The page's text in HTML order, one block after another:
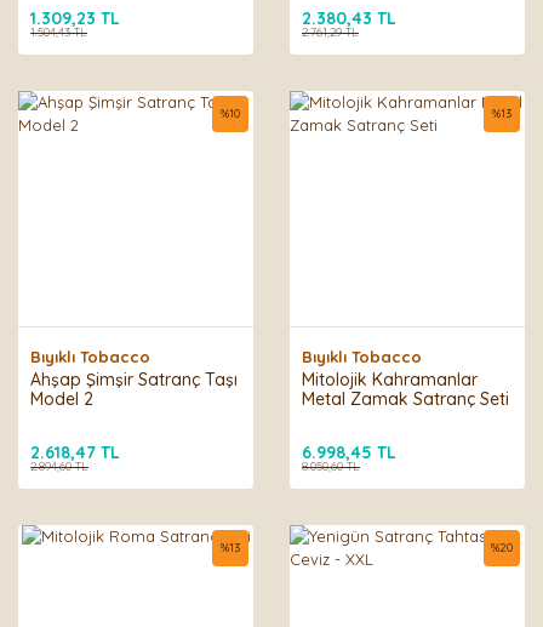
1.309,23 TL
1.504,43 TL
2.380,43 TL
2.761,29 TL
Bıyıklı Tobacco
Ahşap Şimşir Satranç Taşı
Model 2
%10
2.618,47 TL
2.894,60 TL
Bıyıklı Tobacco
Mitolojik Kahramanlar
Metal Zamak Satranç Seti
%13
6.998,45 TL
8.050,60 TL
%13 %20